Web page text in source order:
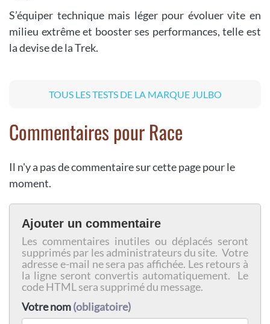
S’équiper technique mais léger pour évoluer vite en
milieu extrême et booster ses performances, telle est
la devise de la Trek.
TOUS LES TESTS DE LA MARQUE JULBO
Commentaires pour Race
Il n'y a pas de commentaire sur cette page pour le
moment.
Ajouter un commentaire
Les commentaires inutiles ou déplacés seront
supprimés par les administrateurs du site. Votre
adresse e-mail ne sera pas affichée. Les retours à
la ligne seront convertis automatiquement. Le
code HTML sera supprimé du message.
Votre nom(obligatoire)